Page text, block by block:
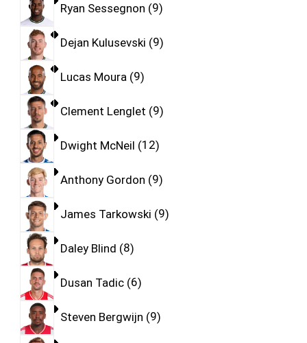
Ryan Sessegnon 9
Dejan Kulusevski 9
Lucas Moura 9
Clement Lenglet 9
Dwight McNeil 12
Anthony Gordon 9
James Tarkowski 9
Daley Blind 8
Dusan Tadic 6
Steven Bergwijn 9